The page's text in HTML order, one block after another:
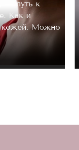
— путь к
Как и
кожей. Можно